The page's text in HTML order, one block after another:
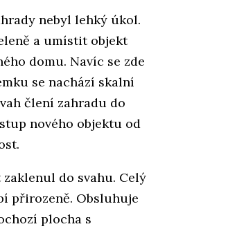
nebyl lehký úkol.
a umístit objekt
domu. Navíc se zde
se nachází skalní
člení zahradu do
nového objektu od
do svahu. Celý
přirozeně. Obsluhuje
plocha s